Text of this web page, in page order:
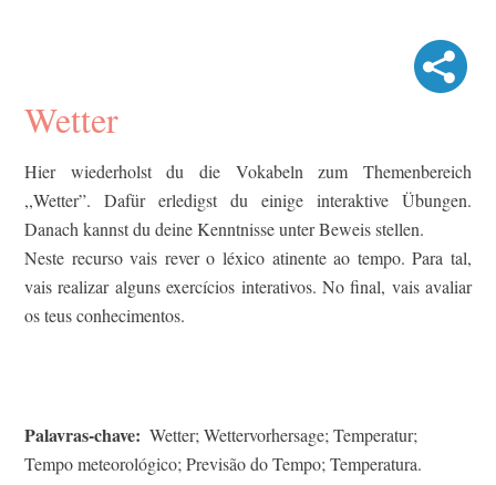
Wetter
Hier wiederholst du die Vokabeln zum Themenbereich
,,Wetter”. Dafür erledigst du einige interaktive Übungen.
Danach kannst du deine Kenntnisse unter Beweis stellen.
Neste recurso vais rever o léxico atinente ao tempo. Para tal,
vais realizar alguns exercícios interativos. No final, vais avaliar
os teus conhecimentos.
Palavras-chave
Wetter; Wettervorhersage; Temperatur;
Tempo meteorológico; Previsão do Tempo; Temperatura.